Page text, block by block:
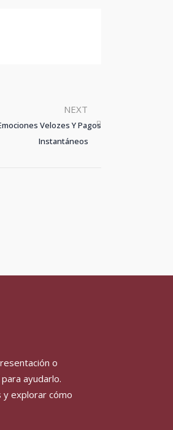
NEXT
Velozes Y Pagos
Instantáneos
o
ayudarlo.
y explorar cómo